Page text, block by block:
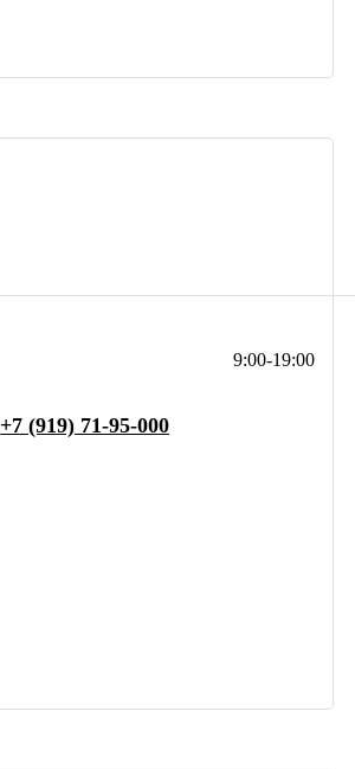
9:00-19:00
+7 (919) 71-95-000